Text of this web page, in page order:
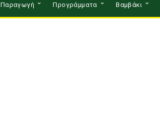
Παραγωγή Προγράμματα Βαμβάκι